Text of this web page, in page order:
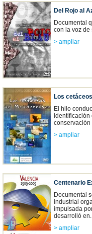
Del Rojo al
Documental
con la voz de
> ampliar
Los
El hilo
identificación
conservación
> ampliar
Centenario
Documental
industrial
impulsada
desarrolló
> ampliar